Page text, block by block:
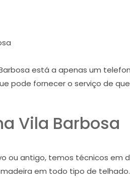
está a apenas um
pode fornecer o serviço de
Vila Barbosa
ou antigo, temos técnicos em
em todo tipo de telhado.